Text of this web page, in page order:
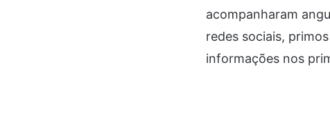
acompanharam
redes sociais,
informações nos